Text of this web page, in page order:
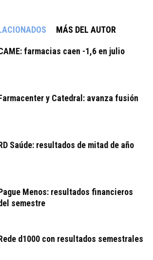
MÁS DEL AUTOR
farmacias caen -1,6 en julio
y Catedral: avanza fusión
Saúde: resultados de mitad de año
Menos: resultados financieros
semestre
d1000 con resultados semestrales